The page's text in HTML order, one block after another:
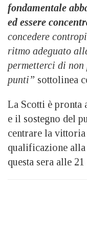
fondamentale
ed essere
concedere
ritmo adeguato
permetterci di non
punti” sottolinea
La Scotti è pronta
e il sostegno del
centrare la vittoria
qualificazione alla
questa sera alle